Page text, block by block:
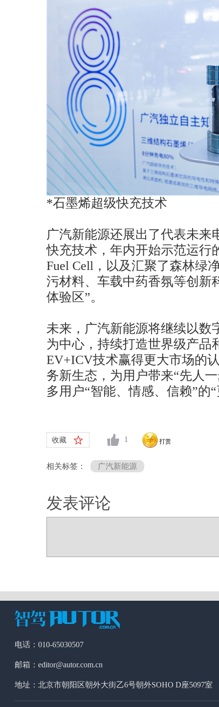
*石墨烯超级快充技术
广汽新能源还展出了代表未来
快充技术，年内开始示范运行
Fuel Cell，以及汇聚了森林绿
污材料、车载中药香氛等创新
体验区”。
未来，广汽新能源将继续以数
为中心，持续打造世界级产品
EV+ICV技术赢得更大市场的
务新生态，为用户带来“先人
多用户“智能、情感、信赖”的
收藏 1 打赏
相关标签： 广汽新能源
发表评论
电话：010-65030507
邮箱：editor@autor.com.cn
地址：北京市朝阳区朝外大街乙6号朝外SOHO D座5097室